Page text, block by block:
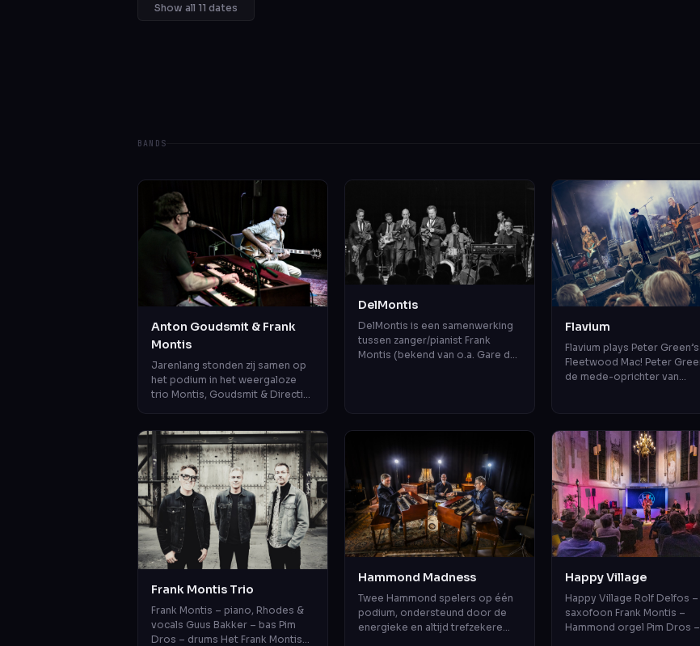
Show all 11 dates
BANDS
Anton Goudsmit & Frank
Montis
Jarenlang stonden zij samen op
het podium in het weergaloze
trio Montis, Goudsmit & Directie.
persoonlijkheden...
DelMontis
DelMontis is een samenwerking
tussen zanger/pianist Frank
Montis (bekend van o.a. Gare du
Flavium
Flavium plays Peter Green’s
Fleetwood Mac! Peter Green is
de mede-oprichter van
Frank Montis Trio
Frank Montis – piano, Rhodes &
vocals Guus Bakker – bas Pim
Dros – drums Het Frank Montis
Hammond Madness
Twee Hammond spelers op één
podium, ondersteund door de
energieke en altijd trefzekere
Happy Village
Happy Village Rolf Delfos –
saxofoon Frank Montis –
Hammond orgel Pim Dros –